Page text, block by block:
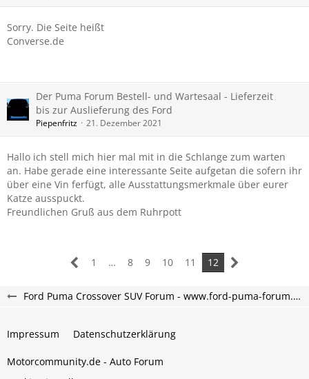
Sorry. Die Seite heißt
Converse.de
Der Puma Forum Bestell- und Wartesaal - Lieferzeit
bis zur Auslieferung des Ford
Piepenfritz 21. Dezember 2021
Hallo ich stell mich hier mal mit in die Schlange zum warten
an. Habe gerade eine interessante Seite aufgetan die sofern ihr
über eine Vin ferfügt, alle Ausstattungsmerkmale über eurer
Katze ausspuckt.
Freundlichen Gruß aus dem Ruhrpott
1 … 8 9 10 11 12
Ford Puma Crossover SUV Forum - www.ford-puma-forum.de
Impressum Datenschutzerklärung
Motorcommunity.de - Auto Forum